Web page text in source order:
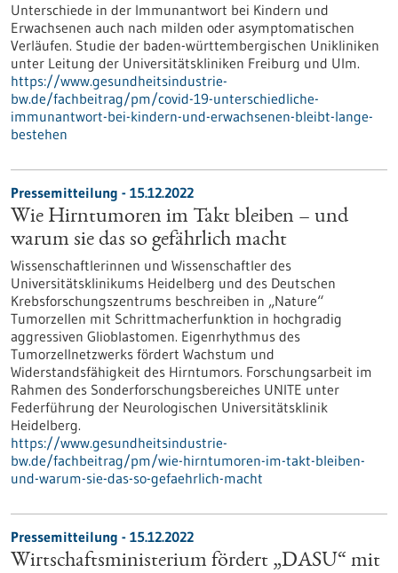
Unterschiede in der Immunantwort bei Kindern und
Erwachsenen auch nach milden oder asymptomatischen
Verläufen. Studie der baden-württembergischen Unikliniken
unter Leitung der Universitätskliniken Freiburg und Ulm.
https://www.gesundheitsindustrie-
bw.de/fachbeitrag/pm/covid-19-unterschiedliche-
immunantwort-bei-kindern-und-erwachsenen-bleibt-lange-
bestehen
Pressemitteilung - 15.12.2022
Wie Hirntumoren im Takt bleiben – und
warum sie das so gefährlich macht
Wissenschaftlerinnen und Wissenschaftler des
Universitätsklinikums Heidelberg und des Deutschen
Krebsforschungszentrums beschreiben in „Nature“
Tumorzellen mit Schrittmacherfunktion in hochgradig
aggressiven Glioblastomen. Eigenrhythmus des
Tumorzellnetzwerks fördert Wachstum und
Widerstandsfähigkeit des Hirntumors. Forschungsarbeit im
Rahmen des Sonderforschungsbereiches UNITE unter
Federführung der Neurologischen Universitätsklinik
Heidelberg.
https://www.gesundheitsindustrie-
bw.de/fachbeitrag/pm/wie-hirntumoren-im-takt-bleiben-
und-warum-sie-das-so-gefaehrlich-macht
Pressemitteilung - 15.12.2022
Wirtschaftsministerium fördert „DASU“ mit